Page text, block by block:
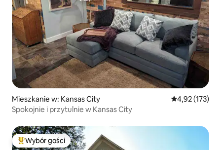
Mieszkanie w: Kansas City Średnia
4,92 (173)
Spokojnie i przytulnie w Kansas City
Najpopularniejsze z kategorii Wybór gości
Wybór gości